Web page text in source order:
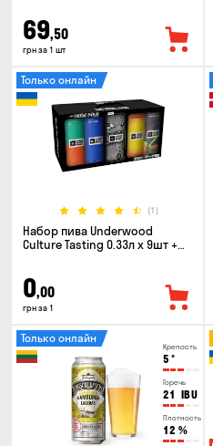
69,50
грн за 1 шт
(1)
Только онлайн
Набор пива Underwood
Culture Tasting 0.33л x 9шт +
0,00
грн за 1
Крепость
5 °
Горечь
21 IBU
Плотность
12 %
Только онлайн